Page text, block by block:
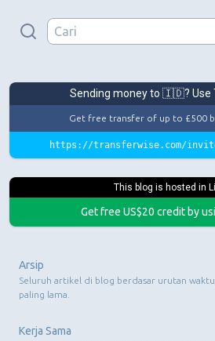
Sending money to 🇮🇩? Use
Get free transfer of up to £500
https://transferwise.com/invite/
This blog is hosted in
Get free US$20 credit by
Arsip
Seluruh artikel di blog berdasar urutan
paling lama.
Kerja Sama